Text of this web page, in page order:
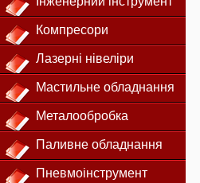
Компресори
Лазерні нівеліри
Мастильне обладнання
Металообробка
Паливне обладнання
Пневмоінструмент